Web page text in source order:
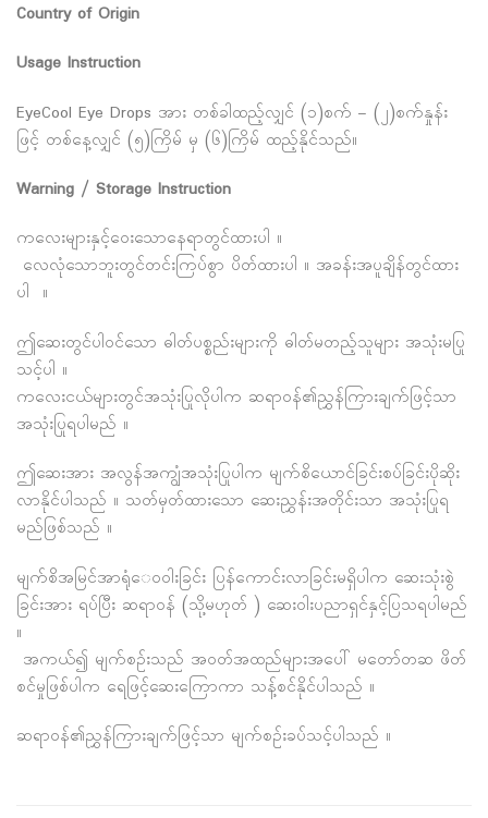
Country of Origin
Usage Instruction
EyeCool Eye Drops အား တစ်ခါထည့်လျှင် (၁)စက် – (၂)စက်နှုန်း
ဖြင့် တစ်နေ့လျှင် (၅)ကြိမ် မှ (၆)ကြိမ် ထည့်နိုင်သည်။
Warning / Storage Instruction
ကလေးများနှင့်ဝေးသောနေရာတွင်ထားပါ ။
လေလုံသောဘူးတွင်တင်းကြပ်စွာ ပိတ်ထားပါ ။ အခန်းအပူချိန်တွင်ထား
ပါ ။
ဤဆေးတွင်ပါဝင်သော ဓါတ်ပစ္စည်းများကို ဓါတ်မတည့်သူများ အသုံးမပြု
သင့်ပါ ။
ကလေးငယ်များတွင်အသုံးပြုလိုပါက ဆရာဝန်၏ညွှန်ကြားချက်ဖြင့်သာ
အသုံးပြုရပါမည် ။
ဤဆေးအား အလွန်အကျွံအသုံးပြုပါက မျက်စိယောင်ခြင်းစပ်ခြင်းပိုဆိုး
လာနိုင်ပါသည် ။ သတ်မှတ်ထားသော ဆေးညွှန်းအတိုင်းသာ အသုံးပြုရ
မည်ဖြစ်သည် ။
မျက်စိအမြင်အာရုံေ၀ဝါးခြင်း ပြန်ကောင်းလာခြင်းမရှိပါက ဆေးသုံးစွဲ
ခြင်းအား ရပ်ပြီး ဆရာဝန် (သို့မဟုတ် ) ဆေးဝါးပညာရှင်နှင့်ပြသရပါမည်
။
အကယ်၍ မျက်စဉ်းသည် အဝတ်အထည်များအပေါ် မတော်တဆ ဖိတ်
စင်မှုဖြစ်ပါက ရေဖြင့်ဆေးကြောကာ သန့်စင်နိုင်ပါသည် ။
ဆရာဝန်၏ညွှန်ကြားချက်ဖြင့်သာ မျက်စဉ်းခပ်သင့်ပါသည် ။